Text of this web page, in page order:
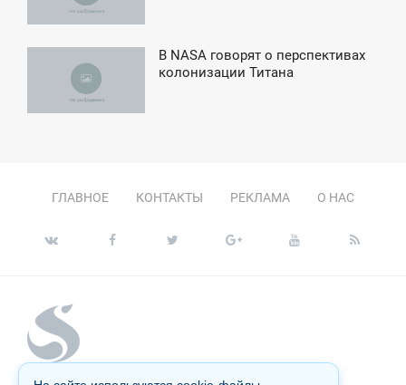
В NASA говорят о перспективах
колонизации Титана
ГЛАВНОЕ КОНТАКТЫ РЕКЛАМА О НАС